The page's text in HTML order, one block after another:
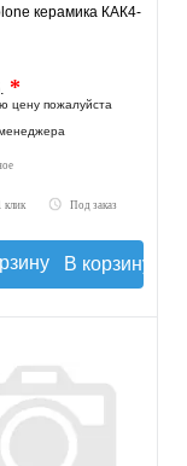
керамика КАК4-
*
цену пожалуйста
клик Под заказ
В корзину